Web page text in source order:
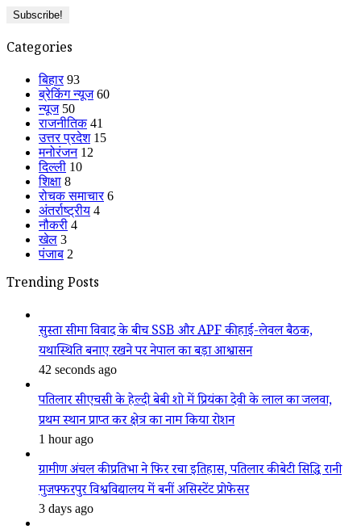
Categories
बिहार 93
ब्रेकिंग न्यूज 60
न्यूज 50
राजनीतिक 41
उत्तर प्रदेश 15
मनोरंजन 12
दिल्ली 10
शिक्षा 8
रोचक समाचार 6
अंतर्राष्ट्रीय 4
नौकरी 4
खेल 3
पंजाब 2
Trending Posts
सुस्ता सीमा विवाद के बीच SSB और APF की हाई-लेवल बैठक,
यथास्थिति बनाए रखने पर नेपाल का बड़ा आश्वासन
42 seconds ago
पतिलार सीएचसी के हेल्दी बेबी शो में प्रियंका देवी के लाल का जलवा,
प्रथम स्थान प्राप्त कर क्षेत्र का नाम किया रोशन
1 hour ago
ग्रामीण अंचल की प्रतिभा ने फिर रचा इतिहास, पतिलार की बेटी सिद्धि रानी
मुजफ्फरपुर विश्वविद्यालय में बनीं असिस्टेंट प्रोफेसर
3 days ago